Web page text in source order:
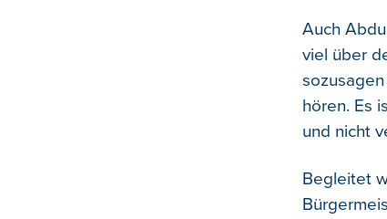
Auch
viel über
hören. Es
und nicht
Begleitet